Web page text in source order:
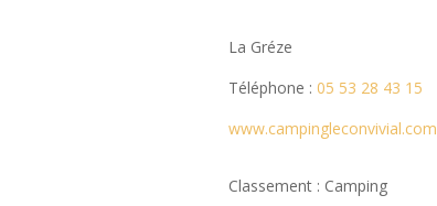
La Gréze
Téléphone : 05 53 28 43 15
www.campingleconvivial.com
Classement : Camping